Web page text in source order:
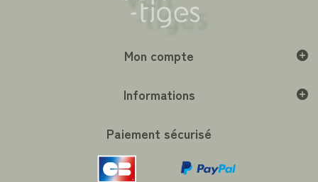
Mon compte
Informations
Paiement sécurisé